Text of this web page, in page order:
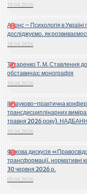
19.06.2026
Анонс – Психологія в
досліджуємо, як
18.06.2026
Титаренко Т. М. Ставлення
обставинах: монографія
16.06.2026
ІІ Науково-практична
трансдисциплінарних
травня 2026 року).
10.06.2026
Фахова дискусія
трансформації, нормативні
30 червня 2026 р.
09.06.2026